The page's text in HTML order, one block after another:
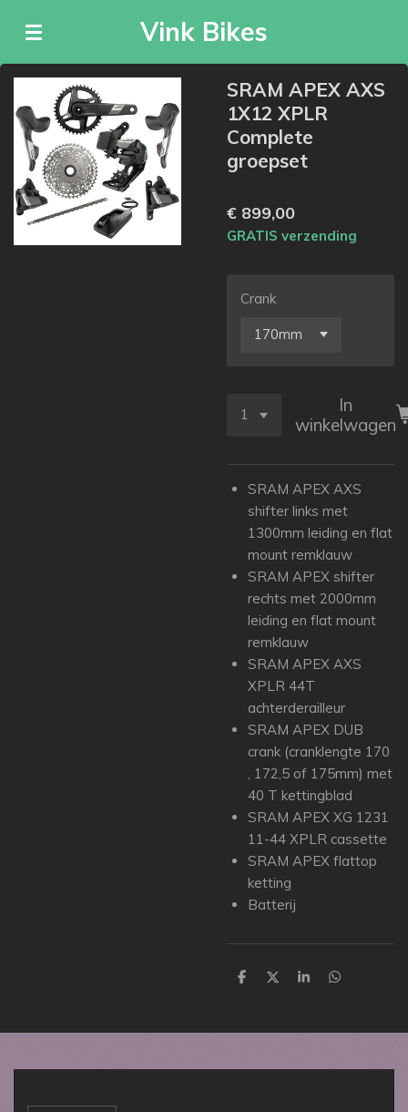
direct
naar
hoofdinhoud
Vink Bikes
SRAM APEX AXS
1X12 XPLR
Complete
groepset
€ 899,00
GRATIS verzending
Crank
In
winkelwagen
SRAM APEX AXS
shifter links met
1300mm leiding en flat
mount remklauw
SRAM APEX shifter
rechts met 2000mm
leiding en flat mount
remklauw
SRAM APEX AXS
XPLR 44T
achterderailleur
SRAM APEX DUB
crank (cranklengte 170
, 172,5 of 175mm) met
40 T kettingblad
SRAM APEX XG 1231
11-44 XPLR cassette
SRAM APEX flattop
ketting
Batterij
D
n
D
S
e
D
n